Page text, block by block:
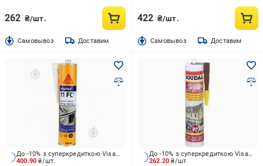
262 ₴/шт.
Cамовывоз Доставим
422 ₴/шт.
Cамовывоз Доставим
400.90₴/шт.
До -10% з суперкредиткою Visa Вигода
262.20₴/шт.
До -10% з суперкредиткою Visa Вигода